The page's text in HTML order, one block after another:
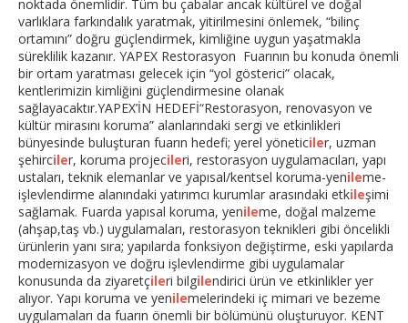
noktada önemlidir. Tüm bu çabalar ancak kültürel ve doğal
varlıklara farkındalık yaratmak, yitirilmesini önlemek, “bilinç
ortamını” doğru güçlendirmek, kimliğine uygun yaşatmakla
süreklilik kazanır. YAPEX Restorasyon Fuarının bu konuda önemli
bir ortam yaratması gelecek için “yol gösterici” olacak,
kentlerimizin kimliğini güçlendirmesine olanak
sağlayacaktır.YAPEX’İN HEDEFİ“Restorasyon, renovasyon ve
kültür mirasını koruma” alanlarındaki sergi ve etkinlikleri
bünyesinde buluşturan fuarın hedefi; yerel yöneticiler, uzman
şehirciler, koruma projecileri, restorasyon uygulamacıları, yapı
ustaları, teknik elemanlar ve yapısal/kentsel koruma-yenileme-
işlevlendirme alanındaki yatırımcı kurumlar arasındaki etkileşimi
sağlamak. Fuarda yapısal koruma, yenileme, doğal malzeme
(ahşap,taş vb.) uygulamaları, restorasyon teknikleri gibi öncelikli
ürünlerin yanı sıra; yapılarda fonksiyon değiştirme, eski yapılarda
modernizasyon ve doğru işlevlendirme gibi uygulamalar
konusunda da ziyaretçileri bilgilendirici ürün ve etkinlikler yer
alıyor. Yapı koruma ve yenilemelerindeki iç mimari ve bezeme
uygulamaları da fuarın önemli bir bölümünü oluşturuyor. KENT